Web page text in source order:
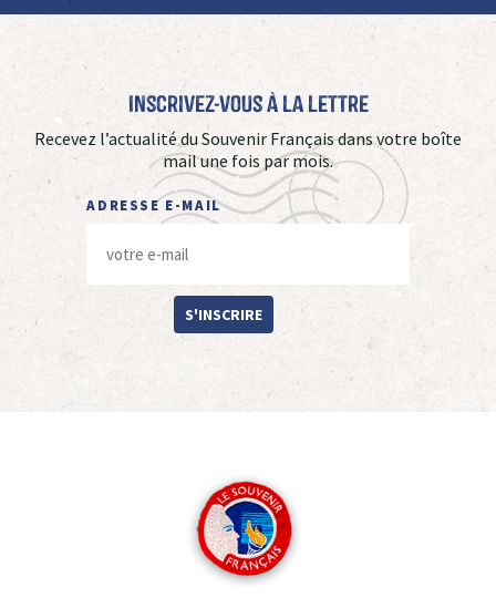
Inscrivez-vous à La Lettre
Recevez l’actualité du Souvenir Français dans votre boîte
mail une fois par mois.
ADRESSE E-MAIL
S'INSCRIRE